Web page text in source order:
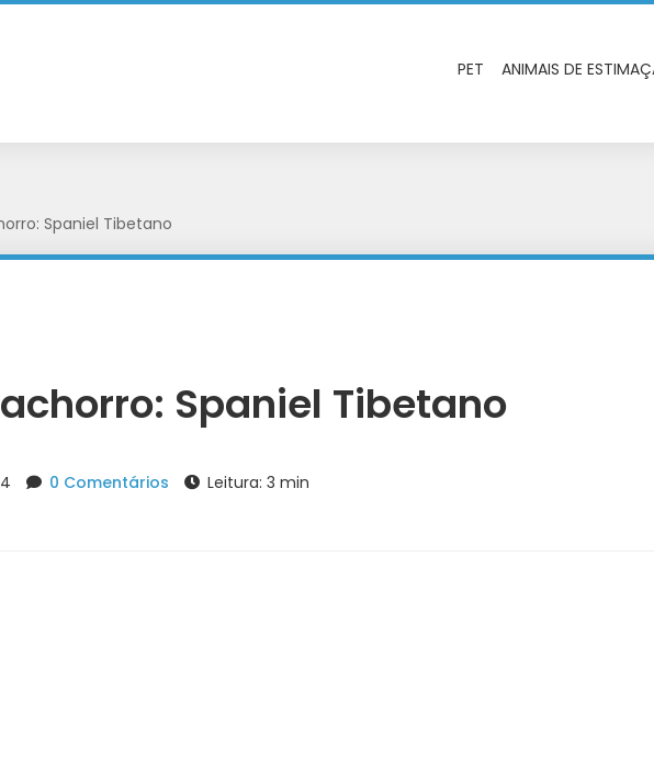
PET ANIMAIS DE
Spaniel Tibetano
Spaniel Tibetano
0 Comentários Leitura: 3 min